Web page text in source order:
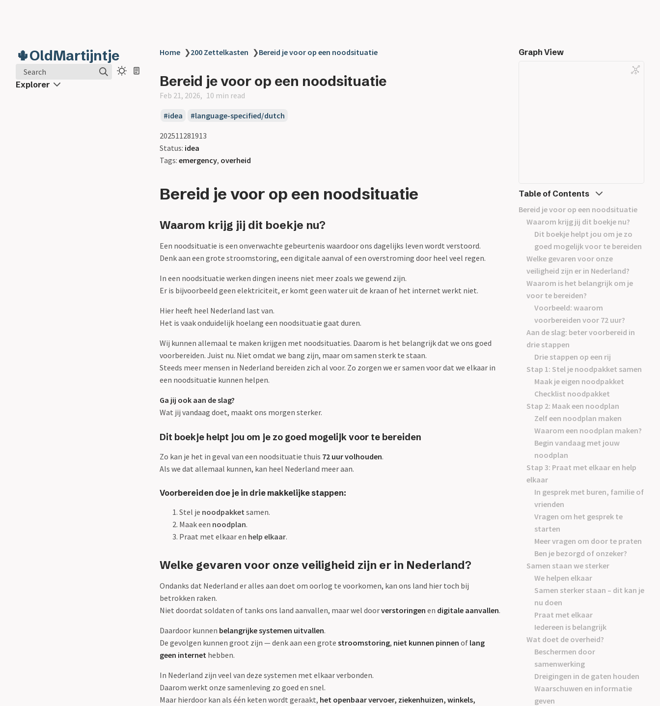
🌵OldMartijntje
Search
Explorer
Home ❯200 Zettelkasten ❯Bereid je voor op een noodsituatie
Bereid je voor op een noodsituatie
Feb 21, 2026 10 min read
idea language-specified/dutch
202511281913
Status: idea
Tags: emergency, overheid
Bereid je voor op een noodsituatie
Waarom krijg jij dit boekje nu?
Een noodsituatie is een onverwachte gebeurtenis waardoor ons dagelijks leven wordt verstoord.
Denk aan een grote stroomstoring, een digitale aanval of een overstroming door heel veel regen.
In een noodsituatie werken dingen ineens niet meer zoals we gewend zijn.
Er is bijvoorbeeld geen elektriciteit, er komt geen water uit de kraan of het internet werkt niet.
Hier heeft heel Nederland last van.
Het is vaak onduidelijk hoelang een noodsituatie gaat duren.
Wij kunnen allemaal te maken krijgen met noodsituaties. Daarom is het belangrijk dat we ons goed
voorbereiden. Juist nu. Niet omdat we bang zijn, maar om samen sterk te staan.
Steeds meer mensen in Nederland bereiden zich al voor. Zo zorgen we er samen voor dat we elkaar in
een noodsituatie kunnen helpen.
Ga jij ook aan de slag?
Wat jij vandaag doet, maakt ons morgen sterker.
Dit boekje helpt jou om je zo goed mogelijk voor te bereiden
Zo kan je het in geval van een noodsituatie thuis 72 uur volhouden.
Als we dat allemaal kunnen, kan heel Nederland meer aan.
Voorbereiden doe je in drie makkelijke stappen:
Stel je noodpakket samen.
Maak een noodplan.
Praat met elkaar en help elkaar.
Welke gevaren voor onze veiligheid zijn er in Nederland?
Ondanks dat Nederland er alles aan doet om oorlog te voorkomen, kan ons land hier toch bij
betrokken raken.
Niet doordat soldaten of tanks ons land aanvallen, maar wel doorverstoringen en digitale aanvallen.
Daardoor kunnen belangrijke systemen uitvallen.
De gevolgen kunnen groot zijn — denk aan een grote stroomstoring, niet kunnen pinnen of lang
geen internet hebben.
In Nederland zijn veel van deze systemen met elkaar verbonden.
Daarom werkt onze samenleving zo goed en snel.
Maar hierdoor kan als één keten wordt geraakt, het openbaar vervoer, ziekenhuizen, winkels,
Graph View
Table of Contents
Bereid je voor op een noodsituatie
Waarom krijg jij dit boekje nu?
Dit boekje helpt jou om je zo
goed mogelijk voor te bereiden
Welke gevaren voor onze
veiligheid zijn er in Nederland?
Waarom is het belangrijk om je
voor te bereiden?
Voorbeeld: waarom
voorbereiden voor 72 uur?
Aan de slag: beter voorbereid in
drie stappen
Drie stappen op een rij
Stap 1: Stel je noodpakket samen
Maak je eigen noodpakket
Checklist noodpakket
Stap 2: Maak een noodplan
Zelf een noodplan maken
Waarom een noodplan maken?
Begin vandaag met jouw
noodplan
Stap 3: Praat met elkaar en help
elkaar
In gesprek met buren, familie of
vrienden
Vragen om het gesprek te
starten
Meer vragen om door te praten
Ben je bezorgd of onzeker?
Samen staan we sterker
We helpen elkaar
Samen sterker staan – dit kan je
nu doen
Praat met elkaar
Iedereen is belangrijk
Wat doet de overheid?
Beschermen door
samenwerking
Dreigingen in de gaten houden
Waarschuwen en informatie
geven